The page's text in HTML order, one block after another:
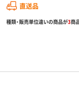
直送品
種類・販売単位違いの商品が3商